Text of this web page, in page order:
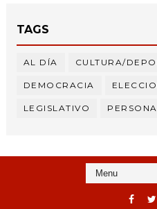
TAGS
AL DÍA CULTURA/
DEMOCRACIA
LEGISLATIVO